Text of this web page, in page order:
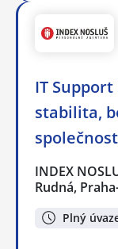
IT Support
stabilita,
společnost
INDEX
Rudná,
Plný